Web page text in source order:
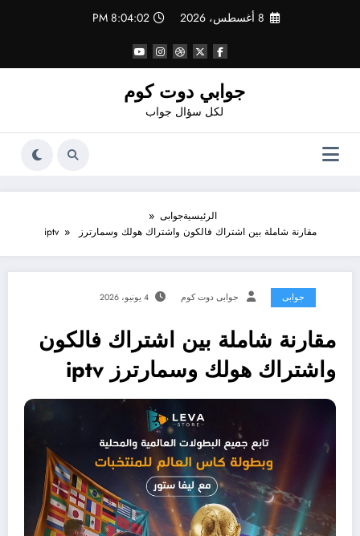
8 أغسطس، 2026 8:04:03 PM
جوابي دوت كوم
لكل سؤال جواب
الرئيسيةجوابى
مقارنة شاملة بين اشتراك فالكون واشتراك هولك وسمارترز iptv
جوابى جوابى دوت كوم 4 يونيو، 2026
مقارنة شاملة بين اشتراك فالكون
واشتراك هولك وسمارترز iptv